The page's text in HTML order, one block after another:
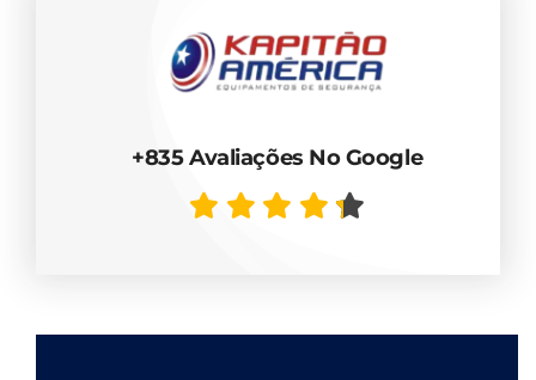
+835 Avaliações No Google